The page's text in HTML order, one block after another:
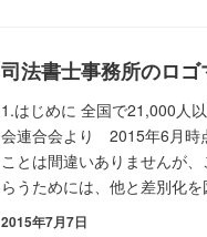
司法書士事務所のロ
1.はじめに 全国で21,000人
会連合会より 2015年6月時
ことは間違いありませんが
らうためには、他と差別化
2015年7月7日